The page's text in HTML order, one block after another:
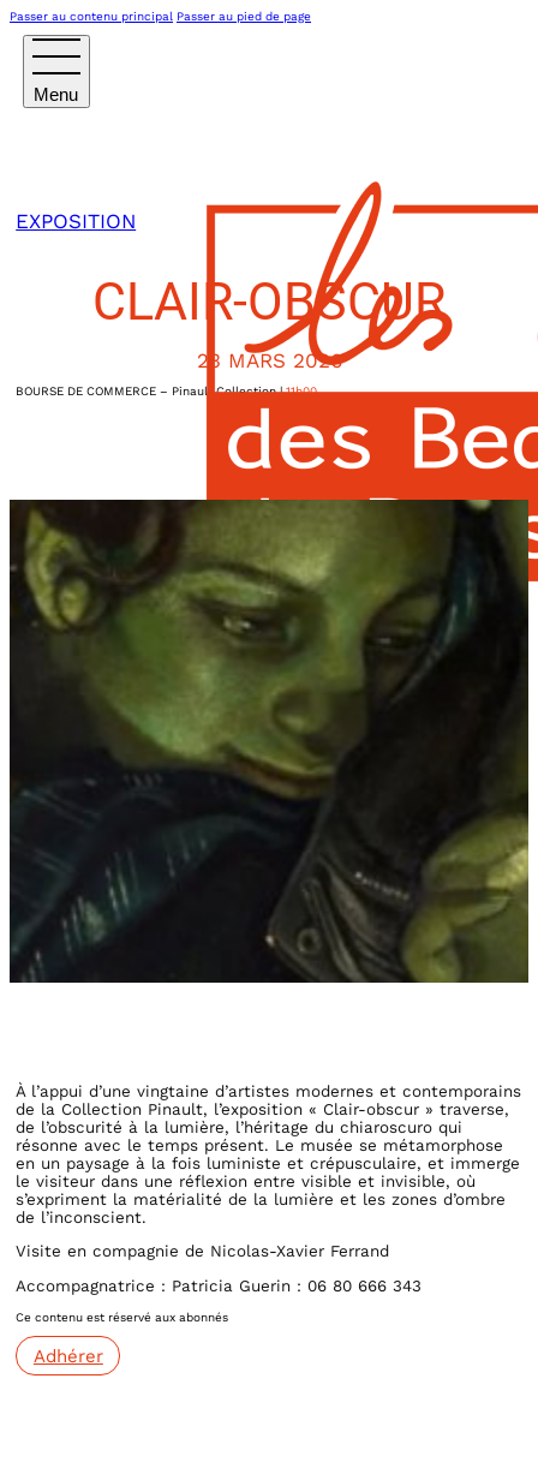
Passer au contenu principal Passer au pied de page
EXPOSITION
CLAIR-OBSCUR
23 MARS 2026
BOURSE DE COMMERCE – Pinault Collection| 11h00
Paris Ier,
À l’appui d’une vingtaine d’artistes modernes et contemporains
de la Collection Pinault, l’exposition « Clair-obscur » traverse,
de l’obscurité à la lumière, l’héritage du chiaroscuro qui
résonne avec le temps présent. Le musée se métamorphose
en un paysage à la fois luministe et crépusculaire, et immerge
le visiteur dans une réflexion entre visible et invisible, où
s’expriment la matérialité de la lumière et les zones d’ombre
de l’inconscient.
Visite en compagnie de Nicolas-Xavier Ferrand
Accompagnatrice : Patricia Guerin : 06 80 666 343
Ce contenu est réservé aux abonnés
Adhérer